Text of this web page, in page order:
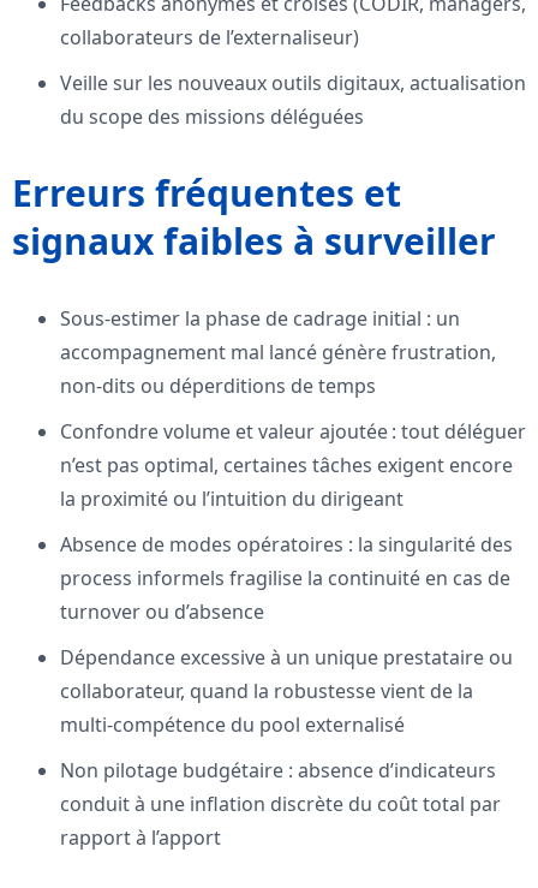
collaborateurs de l’externaliseur)
Veille sur les nouveaux outils digitaux, actualisation
du scope des missions déléguées
Erreurs fréquentes et
signaux faibles à surveiller
Sous-estimer la phase de cadrage initial : un
accompagnement mal lancé génère frustration,
non-dits ou déperditions de temps
Confondre volume et valeur ajoutée : tout déléguer
n’est pas optimal, certaines tâches exigent encore
la proximité ou l’intuition du dirigeant
Absence de modes opératoires : la singularité des
process informels fragilise la continuité en cas de
turnover ou d’absence
Dépendance excessive à un unique prestataire ou
collaborateur, quand la robustesse vient de la
multi-compétence du pool externalisé
Non pilotage budgétaire : absence d’indicateurs
conduit à une inflation discrète du coût total par
rapport à l’apport